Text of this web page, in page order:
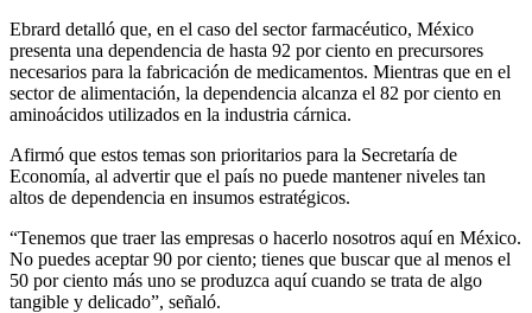
Ebrard detalló que, en el caso del sector farmacéutico, México
presenta una dependencia de hasta 92 por ciento en precursores
necesarios para la fabricación de medicamentos. Mientras que en el
sector de alimentación, la dependencia alcanza el 82 por ciento en
aminoácidos utilizados en la industria cárnica.
Afirmó que estos temas son prioritarios para la Secretaría de
Economía, al advertir que el país no puede mantener niveles tan
altos de dependencia en insumos estratégicos.
“Tenemos que traer las empresas o hacerlo nosotros aquí en México.
No puedes aceptar 90 por ciento; tienes que buscar que al menos el
50 por ciento más uno se produzca aquí cuando se trata de algo
tangible y delicado”, señaló.